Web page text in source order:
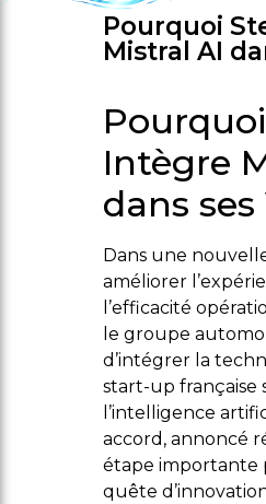
Pourquoi
Mistral AI
Intègre
dans
Dans une
améliorer
l’efficacité
le groupe
d’intégrer la
start-up française
l’intelligence
accord, annoncé
étape importante
quête